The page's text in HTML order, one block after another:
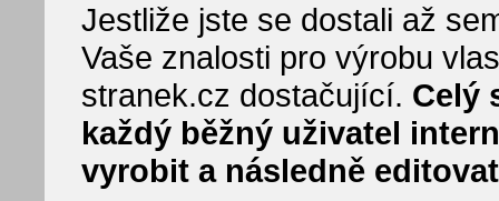
Jestliže jste se dostali až
Vaše znalosti pro výrobu
stranek.cz dostačující. Celý
každý běžný uživatel
vyrobit a následně